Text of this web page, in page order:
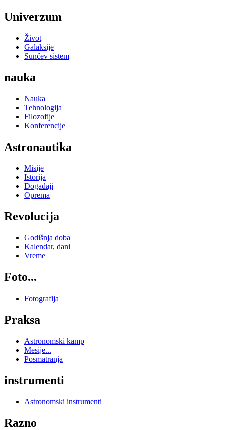
Univerzum
Život
Galaksije
Sunčev sistem
nauka
Nauka
Tehnologija
Filozofije
Konferencije
Astronautika
Misije
Istorija
Događaji
Oprema
Revolucija
Godišnja doba
Kalendar, dani
Vreme
Foto...
Fotografija
Praksa
Astronomski kamp
Mesije...
Posmatranja
instrumenti
Astronomski instrumenti
Razno